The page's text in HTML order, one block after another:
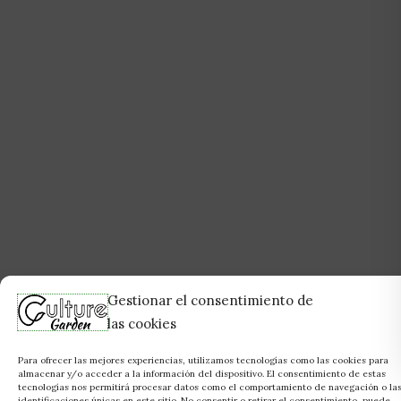
Gestionar el consentimiento de
las cookies
Para ofrecer las mejores experiencias, utilizamos tecnologías como las cookies para
almacenar y/o acceder a la información del dispositivo. El consentimiento de estas
tecnologías nos permitirá procesar datos como el comportamiento de navegación o las